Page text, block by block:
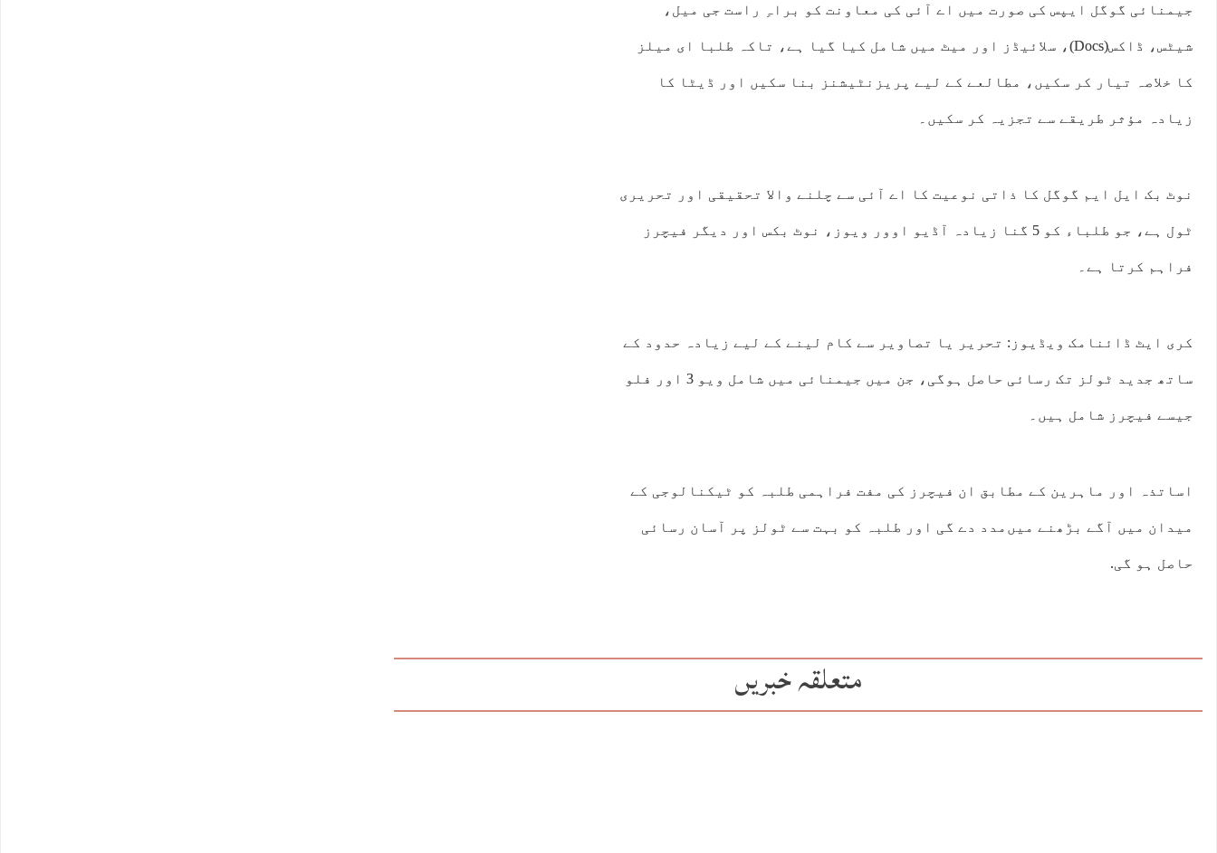
جیمنائی گوگل ایپس کی صورت میں اے آئی کی معاونت کو براہِ راست جی میل،
شیٹس، ڈاکس(Docs)، سلائیڈز اور میٹ میں شامل کیا گیا ہے، تاکہ طلبا ای میلز
کا خلاصہ تیار کر سکیں، مطالعے کے لیے پریزنٹیشنز بنا سکیں اور ڈیٹا کا
زیادہ مؤثر طریقے سے تجزیہ کر سکیں۔
نوٹ بک ایل ایم گوگل کا ذاتی نوعیت کا اے آئی سے چلنے والا تحقیقی اور تحریری
ٹول ہے، جو طلباء کو 5 گنا زیادہ آڈیو اوور ویوز، نوٹ بکس اور دیگر فیچرز
فراہم کرتا ہے۔
کری ایٹ ڈائنامک ویڈیوز: تحریر یا تصاویر سے کام لینے کے لیے زیادہ حدود کے
ساتھ جدید ٹولز تک رسائی حاصل ہوگی، جن میں جیمنائی میں شامل ویو 3 اور فلو
جیسے فیچرز شامل ہیں۔
اساتذہ اور ماہرین کے مطابق ان فیچرز کی مفت فراہمی طلبہ کو ٹیکنالوجی کے
میدان میں آگے بڑھنے میں‌مدد دے گی اور طلبہ کو بہت سے ٹولز پر آسان رسائی
حاصل ہو گی.
متعلقہ خبریں